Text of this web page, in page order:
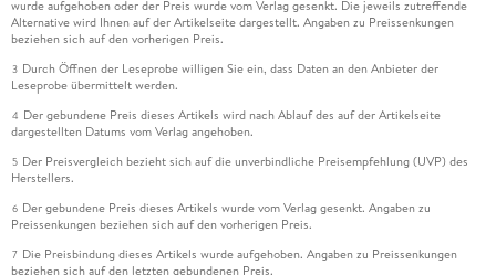
wurde aufgehoben oder der Preis wurde vom Verlag gesenkt. Die jeweils zutreffende
Alternative wird Ihnen auf der Artikelseite dargestellt. Angaben zu Preissenkungen
beziehen sich auf den vorherigen Preis.
3 Durch Öffnen der Leseprobe willigen Sie ein, dass Daten an den Anbieter der
Leseprobe übermittelt werden.
4 Der gebundene Preis dieses Artikels wird nach Ablauf des auf der Artikelseite
dargestellten Datums vom Verlag angehoben.
5 Der Preisvergleich bezieht sich auf die unverbindliche Preisempfehlung (UVP) des
Herstellers.
6 Der gebundene Preis dieses Artikels wurde vom Verlag gesenkt. Angaben zu
Preissenkungen beziehen sich auf den vorherigen Preis.
7 Die Preisbindung dieses Artikels wurde aufgehoben. Angaben zu Preissenkungen
beziehen sich auf den letzten gebundenen Preis.